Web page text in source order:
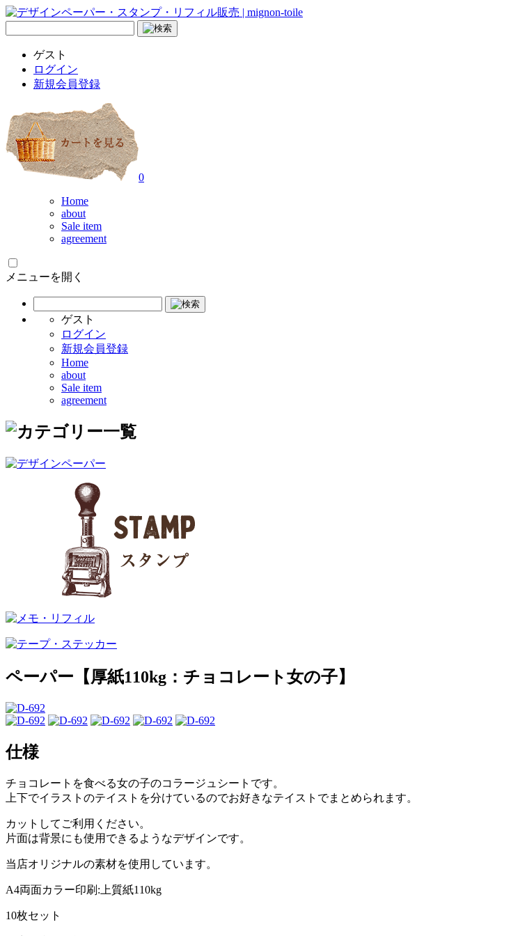
ゲスト
ログイン
新規会員登録
0
Home
about
Sale item
agreement
メニューを開く
ゲスト
ログイン
新規会員登録
Home
about
Sale item
agreement
ペーパー【厚紙110kg：チョコレート女の子】
仕様
チョコレートを食べる女の子のコラージュシートです。
上下でイラストのテイストを分けているのでお好きなテイストでまとめられます。
カットしてご利用ください。
片面は背景にも使用できるようなデザインです。
当店オリジナルの素材を使用しています。
A4両面カラー印刷:上質紙110kg
10枚セット